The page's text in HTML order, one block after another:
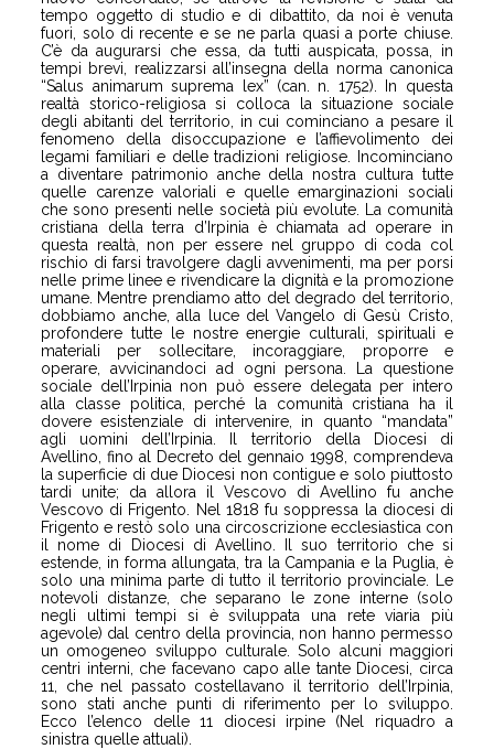
tempo oggetto di studio e di dibattito, da noi è venuta
fuori, solo di recente e se ne parla quasi a porte chiuse.
C’è da augurarsi che essa, da tutti auspicata, possa, in
tempi brevi, realizzarsi all’insegna della norma canonica
“Salus animarum suprema lex” (can. n. 1752). In questa
realtà storico-religiosa si colloca la situazione sociale
degli abitanti del territorio, in cui cominciano a pesare il
fenomeno della disoccupazione e l’affievolimento dei
legami familiari e delle tradizioni religiose. Incominciano
a diventare patrimonio anche della nostra cultura tutte
quelle carenze valoriali e quelle emarginazioni sociali
che sono presenti nelle società più evolute. La comunità
cristiana della terra d’Irpinia è chiamata ad operare in
questa realtà, non per essere nel gruppo di coda col
rischio di farsi travolgere dagli avvenimenti, ma per porsi
nelle prime linee e rivendicare la dignità e la promozione
umane. Mentre prendiamo atto del degrado del territorio,
dobbiamo anche, alla luce del Vangelo di Gesù Cristo,
profondere tutte le nostre energie culturali, spirituali e
materiali per sollecitare, incoraggiare, proporre e
operare, avvicinandoci ad ogni persona. La questione
sociale dell’Irpinia non può essere delegata per intero
alla classe politica, perché la comunità cristiana ha il
dovere esistenziale di intervenire, in quanto “mandata”
agli uomini dell’Irpinia. Il territorio della Diocesi di
Avellino, fino al Decreto del gennaio 1998, comprendeva
la superficie di due Diocesi non contigue e solo piuttosto
tardi unite; da allora il Vescovo di Avellino fu anche
Vescovo di Frigento. Nel 1818 fu soppressa la diocesi di
Frigento e restò solo una circoscrizione ecclesiastica con
il nome di Diocesi di Avellino. Il suo territorio che si
estende, in forma allungata, tra la Campania e la Puglia, è
solo una minima parte di tutto il territorio provinciale. Le
notevoli distanze, che separano le zone interne (solo
negli ultimi tempi si è sviluppata una rete viaria più
agevole) dal centro della provincia, non hanno permesso
un omogeneo sviluppo culturale. Solo alcuni maggiori
centri interni, che facevano capo alle tante Diocesi, circa
11, che nel passato costellavano il territorio dell’Irpinia,
sono stati anche punti di riferimento per lo sviluppo.
Ecco l’elenco delle 11 diocesi irpine (Nel riquadro a
sinistra quelle attuali).